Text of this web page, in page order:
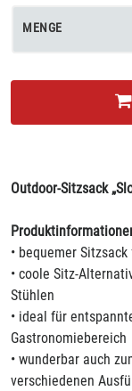
MENGE
Outdoor-Sitzsack
• bequemer
• coole Sitz-
Stühlen
• ideal für
Gastronomiebereich
• wunderbar auch
verschiedenen